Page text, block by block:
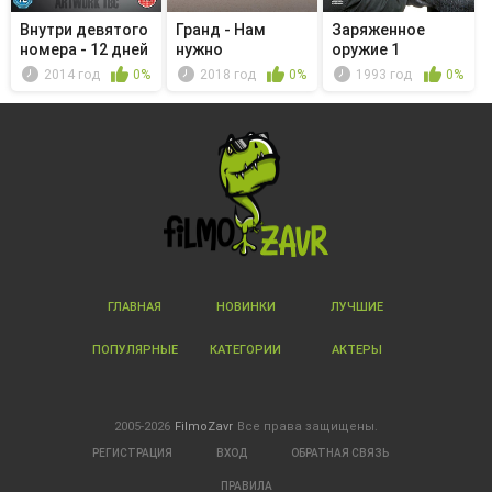
Внутри девятого
номера - 12 дней
Крис...2014 год 0%
Гранд - Нам
нужно
поговорить
2018 год 0%
Заряженное
оружие 1
1993 год 0%
ГЛАВНАЯ НОВИНКИ ЛУЧШИЕ
ПОПУЛЯРНЫЕ КАТЕГОРИИ АКТЕРЫ
2005-2026 FilmoZavr Все права защищены.
РЕГИСТРАЦИЯ ВХОД ОБРАТНАЯ СВЯЗЬ
ПРАВИЛА